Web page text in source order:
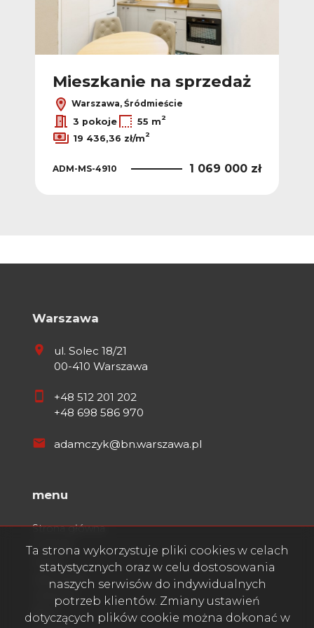
Mieszkanie na sprzedaż
Warszawa, Śródmieście
3 pokoje
55 m2
19 436,36 zł/m2
ADM-MS-4910 1 069 000 zł
Warszawa
ul. Solec 18/21
00-410 Warszawa
+48 512 201 202
+48 698 586 970
adamczyk@bn.warszawa.pl
menu
Strona główna
O firmie
Oferty
Zgłoszenia
Ulubione
Blog
Ta strona wykorzystuje pliki cookies w celach
statystycznych oraz w celu dostosowania
naszych serwisów do indywidualnych
potrzeb klientów. Zmiany ustawień
dotyczących plików cookie można dokonać w